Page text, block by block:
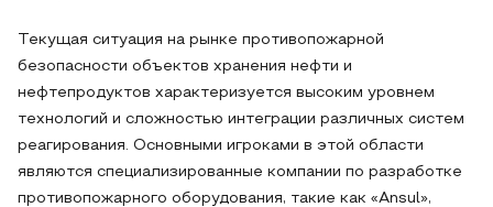
Текущая ситуация на рынке противопожарной
безопасности объектов хранения нефти и
нефтепродуктов характеризуется высоким уровнем
технологий и сложностью интеграции различных систем
реагирования. Основными игроками в этой области
являются специализированные компании по разработке
противопожарного оборудования, такие как «Ansul»,